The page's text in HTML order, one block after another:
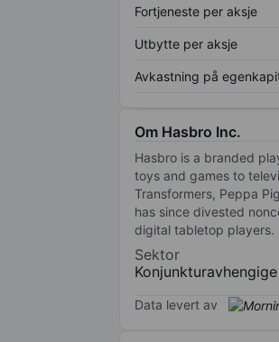
Fortjeneste per aksje
Utbytte per aksje
Avkastning på
Om Hasbro Inc.
Hasbro is a branded
toys and games to
Transformers, Peppa
has since divested
digital tabletop players.
Sektor
Data levert av